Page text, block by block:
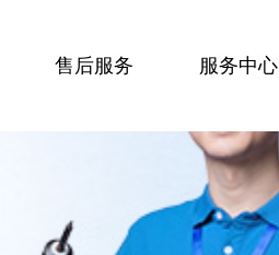
售后服务 服务中心